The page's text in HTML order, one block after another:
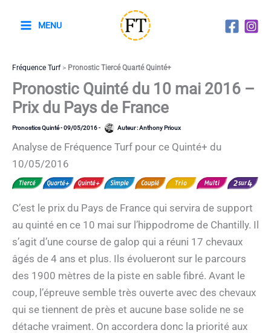
MENU
Fréquence Turf> Pronostic Tiercé Quarté Quinté+
Pronostic Quinté du 10 mai 2016 –
Prix du Pays de France
Pronostics Quinté-09/05/2016- Auteur :Anthony Prioux
Analyse de Fréquence Turf pour ce Quinté+ du
10/05/2016
C’est le prix du Pays de France qui servira de support
au quinté en ce 10 mai sur l’hippodrome de Chantilly. Il
s’agit d’une course de galop qui a réuni 17 chevaux
âgés de 4 ans et plus. Ils évolueront sur le parcours
des 1900 mètres de la piste en sable fibré. Avant le
coup, l’épreuve semble très ouverte avec des chevaux
qui se tiennent de près et aucune base solide ne se
détache vraiment. On accordera donc la priorité aux